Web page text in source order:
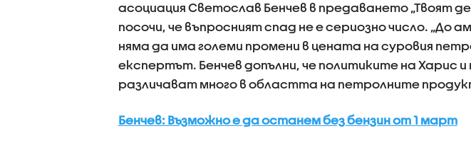
асоциация Светослав Бенчев в предаването „Твоят
посочи, че въпросният спад не е сериозно число. „До
няма да има големи промени в цената на суровия
експертът. Бенчев допълни, че политиките на Харис
различават много в областта на петролните
Бенчев: Възможно е да останем без бензин от 1 март